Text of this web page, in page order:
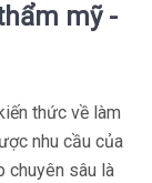
mỹ -
thức về làm
nhu cầu của
chuyên sâu là